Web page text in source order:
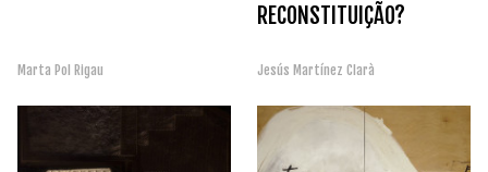
Marta Pol Rigau
RECONSTITUIÇÃO?
Jesús Martínez Clarà